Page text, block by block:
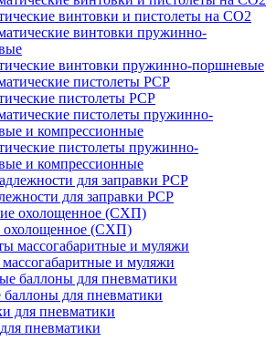
винтовки и пистолеты на CO2
винтовки пружинно-поршневые
пистолеты PCP
пистолеты пружинно-
и компрессионные
для заправки PCP
(СХП)
и муляжи
баллоны для пневматики
пневматики